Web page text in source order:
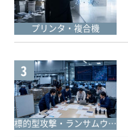
プリンタ・複合機
3
標的型攻撃・ランサムウェア対策